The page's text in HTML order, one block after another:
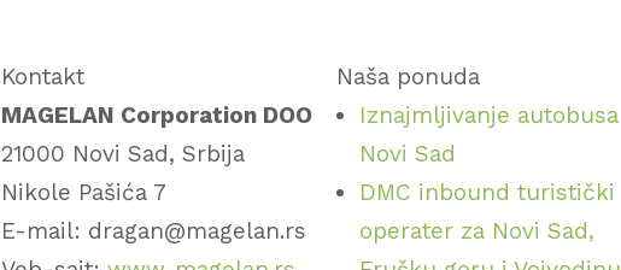
Kontakt
MAGELAN Corporation DOO
21000 Novi Sad, Srbija
Nikole Pašića 7
E-mail: dragan@magelan.rs
Naša ponuda
Iznajmljivanje autobusa
Novi Sad
DMC inbound turistički
operater za Novi Sad,